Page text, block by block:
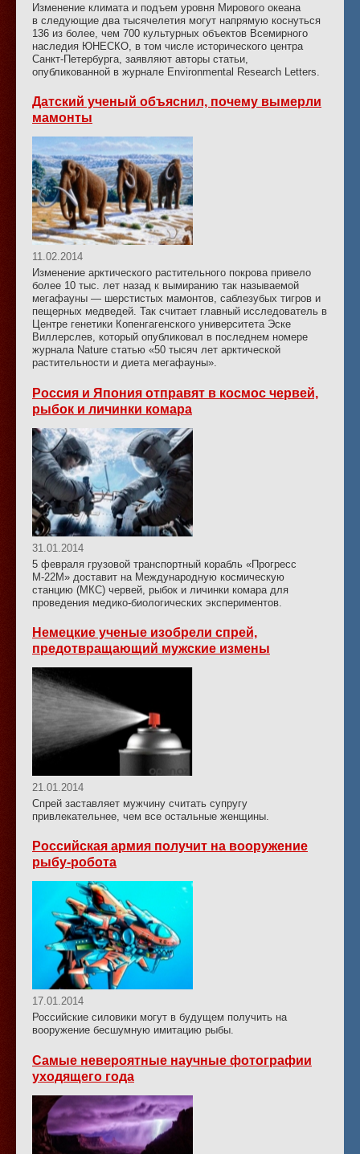
Изменение климата и подъем уровня Мирового океана
в следующие два тысячелетия могут напрямую коснуться
136 из более, чем 700 культурных объектов Всемирного
наследия ЮНЕСКО, в том числе исторического центра
Санкт-Петербурга, заявляют авторы статьи,
опубликованной в журнале Environmental Research Letters.
Датский ученый объяснил, почему вымерли
мамонты
11.02.2014
Изменение арктического растительного покрова привело
более 10 тыс. лет назад к вымиранию так называемой
мегафауны — шерстистых мамонтов, саблезубых тигров и
пещерных медведей. Так считает главный исследователь в
Центре генетики Копенгагенского университета Эске
Виллерслев, который опубликовал в последнем номере
журнала Nature статью «50 тысяч лет арктической
растительности и диета мегафауны».
Россия и Япония отправят в космос червей,
рыбок и личинки комара
31.01.2014
5 февраля грузовой транспортный корабль «Прогресс
М-22М» доставит на Международную космическую
станцию (МКС) червей, рыбок и личинки комара для
проведения медико-биологических экспериментов.
Немецкие ученые изобрели спрей,
предотвращающий мужские измены
21.01.2014
Спрей заставляет мужчину считать супругу
привлекательнее, чем все остальные женщины.
Российская армия получит на вооружение
рыбу-робота
17.01.2014
Российские силовики могут в будущем получить на
вооружение бесшумную имитацию рыбы.
Самые невероятные научные фотографии
уходящего года